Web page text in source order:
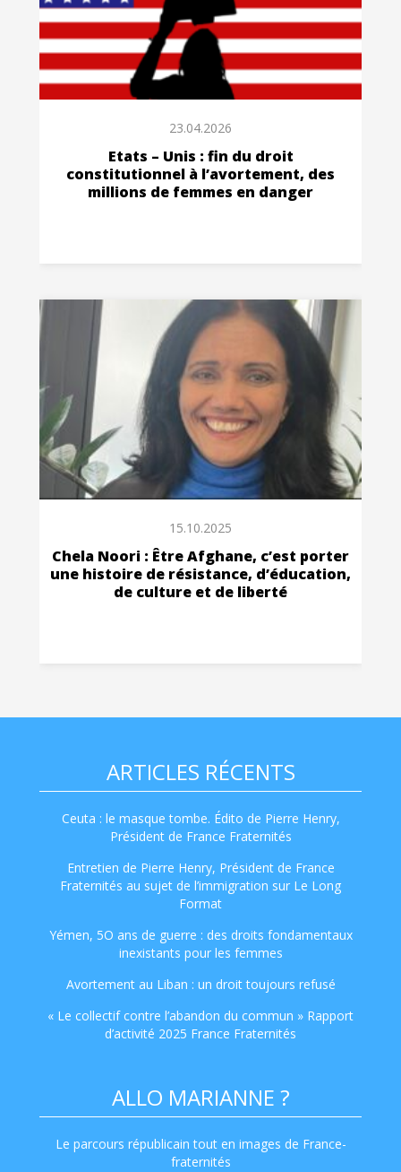
23.04.2026
Etats – Unis : fin du droit
constitutionnel à l’avortement, des
millions de femmes en danger
15.10.2025
Chela Noori : Être Afghane, c’est porter
une histoire de résistance, d’éducation,
de culture et de liberté
ARTICLES RÉCENTS
Ceuta : le masque tombe. Édito de Pierre Henry,
Président de France Fraternités
Entretien de Pierre Henry, Président de France
Fraternités au sujet de l’immigration sur Le Long
Format
Yémen, 5O ans de guerre : des droits fondamentaux
inexistants pour les femmes
Avortement au Liban : un droit toujours refusé
« Le collectif contre l’abandon du commun » Rapport
d’activité 2025 France Fraternités
ALLO MARIANNE ?
Le parcours républicain tout en images de France-
fraternités